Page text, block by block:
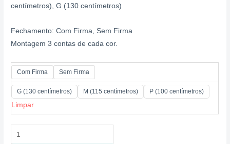
centímetros), G (130 centímetros)
Fechamento: Com Firma, Sem Firma
Montagem 3 contas de cada cor.
Com Firma Sem Firma
G (130 centímetros) M (115 centímetros) P (100 centímetros)
Limpar